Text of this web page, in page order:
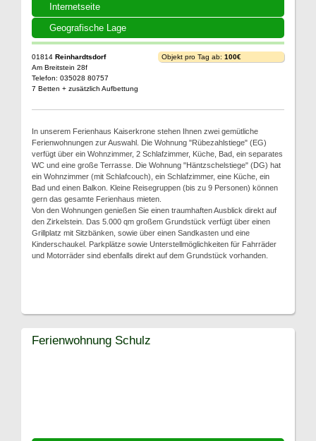
Internetseite
Geografische Lage
01814 Reinhardtsdorf
Am Breitstein 28f
Telefon: 035028 80757
7 Betten + zusätzlich Aufbettung
Objekt pro Tag ab: 100€
In unserem Ferienhaus Kaiserkrone stehen Ihnen zwei gemütliche
Ferienwohnungen zur Auswahl. Die Wohnung "Rübezahlstiege" (EG)
verfügt über ein Wohnzimmer, 2 Schlafzimmer, Küche, Bad, ein separates
WC und eine große Terrasse. Die Wohnung "Häntzschelstiege" (DG) hat
ein Wohnzimmer (mit Schlafcouch), ein Schlafzimmer, eine Küche, ein
Bad und einen Balkon. Kleine Reisegruppen (bis zu 9 Personen) können
gern das gesamte Ferienhaus mieten.
Von den Wohnungen genießen Sie einen traumhaften Ausblick direkt auf
den Zirkelstein. Das 5.000 qm großem Grundstück verfügt über einen
Grillplatz mit Sitzbänken, sowie über einen Sandkasten und eine
Kinderschaukel. Parkplätze sowie Unterstellmöglichkeiten für Fahrräder
und Motorräder sind ebenfalls direkt auf dem Grundstück vorhanden.
Ferienwohnung Schulz